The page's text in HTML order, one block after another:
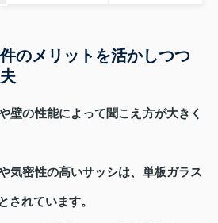
のメリットを活かしつつ
壁の性能によって聞こえ方が大きく
気密性の高いサッシは、単板ガラス
されています。